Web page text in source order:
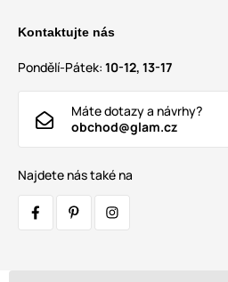
Kontaktujte nás
Pondělí-Pátek: 10-12, 13-17
Máte dotazy a návrhy?
obchod@glam.cz
Najdete nás také na